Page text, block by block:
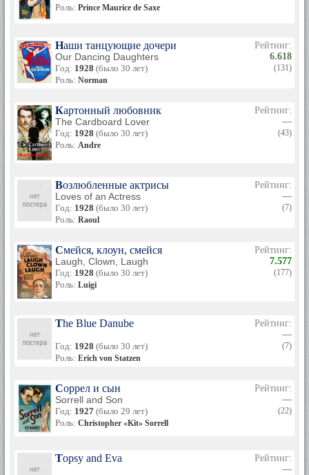
Роль: Prince Maurice de Saxe
Наши танцующие дочери
Our Dancing Daughters
Год: 1928 (было 30 лет)
Роль: Norman
Рейтинг:
6.618
(131)
Картонный любовник
The Cardboard Lover
Год: 1928 (было 30 лет)
Роль: Andre
Рейтинг:
—
(43)
Возлюбленные актрисы
Loves of an Actress
Год: 1928 (было 30 лет)
Роль: Raoul
Рейтинг:
—
(7)
Смейся, клоун, смейся
Laugh, Clown, Laugh
Год: 1928 (было 30 лет)
Роль: Luigi
Рейтинг:
7.577
(177)
The Blue Danube
Год: 1928 (было 30 лет)
Роль: Erich von Statzen
Рейтинг:
—
(7)
Соррел и сын
Sorrell and Son
Год: 1927 (было 29 лет)
Роль: Christopher «Kit» Sorrell
Рейтинг:
—
(22)
Topsy and Eva
Рейтинг:
—